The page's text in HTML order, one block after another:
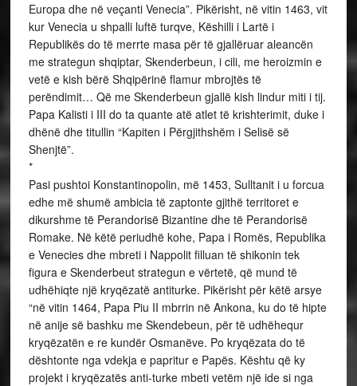
Europa dhe në veçanti Venecia”. Pikërisht, në vitin 1463, vit
kur Venecia u shpalli luftë turqve, Këshilli i Lartë i
Republikës do të merrte masa për të gjallëruar aleancën
me strategun shqiptar, Skenderbeun, i cili, me heroizmin e
vetë e kish bërë Shqipërinë flamur mbrojtës të
perëndimit… Që me Skenderbeun gjallë kish lindur miti i tij.
Papa Kalisti i III do ta quante atë atlet të krishterimit, duke i
dhënë dhe titullin “Kapiten i Përgjithshëm i Selisë së
Shenjtë”.
*
Pasi pushtoi Konstantinopolin, më 1453, Sulltanit i u forcua
edhe më shumë ambicia të zaptonte gjithë territoret e
dikurshme të Perandorisë Bizantine dhe të Perandorisë
Romake. Në këtë periudhë kohe, Papa i Romës, Republika
e Venecies dhe mbreti i Nappolit filluan të shikonin tek
figura e Skenderbeut strategun e vërtetë, që mund të
udhëhiqte një kryqëzatë antiturke. Pikërisht për këtë arsye
“në vitin 1464, Papa Piu II mbrrin në Ankona, ku do të hipte
në anije së bashku me Skendebeun, për të udhëhequr
kryqëzatën e re kundër Osmanëve. Po kryqëzata do të
dështonte nga vdekja e papritur e Papës. Kështu që ky
projekt i kryqëzatës anti-turke mbeti vetëm një ide si nga